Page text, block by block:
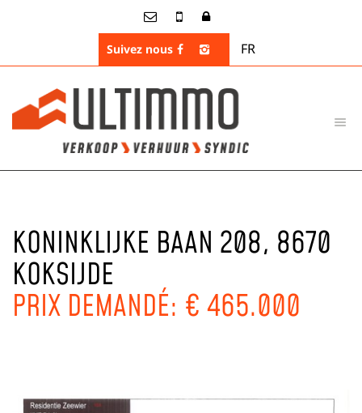
Suivez nous FR
KONINKLIJKE BAAN 208, 8670
KOKSIJDE
PRIX DEMANDÉ: € 465.000